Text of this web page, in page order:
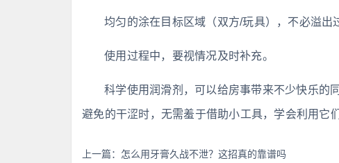
均匀的涂在目标区域（双方/玩具），不必溢出
使用过程中，要视情况及时补充。
科学使用润滑剂，可以给房事带来不少快乐的
避免的干涩时，无需羞于借助小工具，学会利用它
上一篇： 怎么用牙膏久战不泄？这招真的靠谱吗